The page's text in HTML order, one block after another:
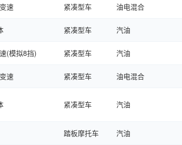
速 紧凑型车 油电混合
紧凑型车 汽油
(模拟8挡) 紧凑型车 汽油
速 紧凑型车 油电混合
紧凑型车 汽油
踏板摩托车 汽油